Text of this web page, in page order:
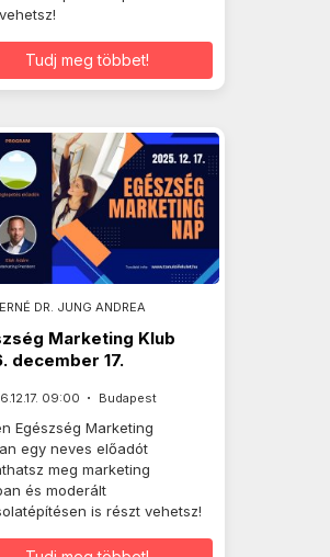
Tudj meg többet!
DR. JUNG ANDREA
Marketing Klub
december 17.
09:00 Budapest
Egészség Marketing
egy neves előadót
meg marketing
és moderált
is részt vehetsz!